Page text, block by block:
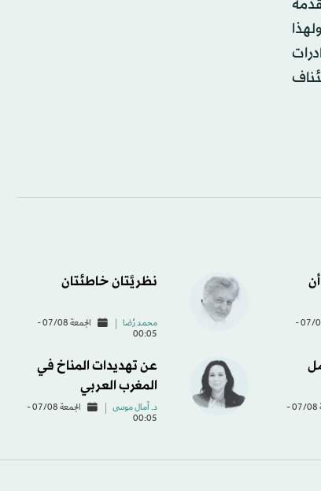
الجمعة 07/08 -
نظريَّتان خاطئتان
محمد رُضا
الجمعة 07/08 -
00:05
الجمعة 07/08 -
عن تهديدات المناخ في
المغرب العربي
د. آمال موسى
الجمعة 07/08 -
00:05